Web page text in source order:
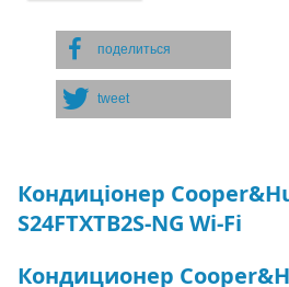
поделиться
tweet
Кондиціонер
S24FTXTB2S-NG Wi-Fi
Кондиционер